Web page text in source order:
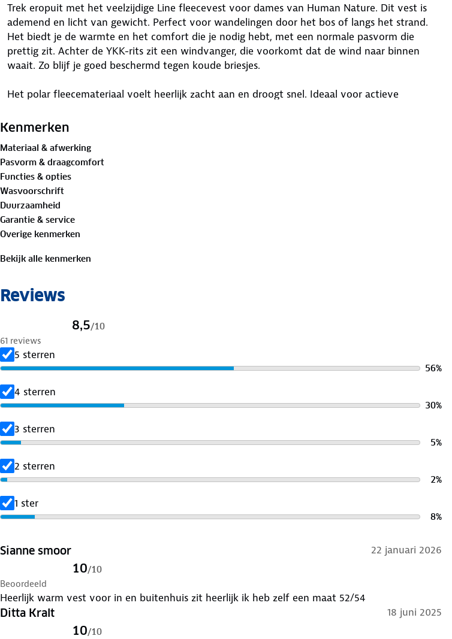
Trek eropuit met het veelzijdige Line fleecevest voor dames van Human Nature. Dit vest is
ademend en licht van gewicht. Perfect voor wandelingen door het bos of langs het strand.
Het biedt je de warmte en het comfort die je nodig hebt, met een normale pasvorm die
prettig zit. Achter de YKK-rits zit een windvanger, die voorkomt dat de wind naar binnen
waait. Zo blijf je goed beschermd tegen koude briesjes.
Het polar fleecemateriaal voelt heerlijk zacht aan en droogt snel. Ideaal voor actieve
verkrijgbaar in navy, donkerrood en groen. Het Line fleecevest heeft een lensdoekje in de
functionele en modieuze damesvest iets voor jou?
Materialen:
70%gerecycled polyester
30% polyester
Is je kleding aan vervanging toe? Lever het in bij onze winkels. Wij geven er een nieuwe
bestemming aan.
Model donkerrood is 1m77 en draagt maat S
Kenmerken
Materiaal & afwerking
Pasvorm & draagcomfort
Functies & opties
Wasvoorschrift
Duurzaamheid
Garantie & service
Overige kenmerken
Bekijk alle kenmerken
Reviews
8,5/10
61 reviews
5 sterren
56%
4 sterren
30%
3 sterren
5%
2 sterren
2%
1 ster
8%
Sianne smoor 22 januari 2026
10/10
Beoordeeld
Heerlijk warm vest voor in en buitenhuis zit heerlijk ik heb zelf een maat 52/54
Ditta Kralt 18 juni 2025
10/10